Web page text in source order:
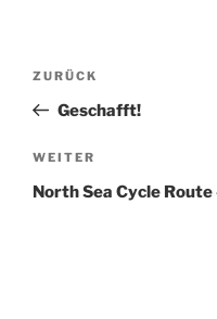
Beitragsnavigation
Vorheriger
Beitrag
ZURÜCK
Geschafft!
Nächster
Beitrag
WEITER
North Sea Cycle